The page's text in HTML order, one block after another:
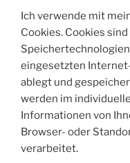
Ich verwende mit
Cookies. Cookies
eingesetzten
ablegt und
werden im
Informationen von
Browser- oder
verarbeitet.